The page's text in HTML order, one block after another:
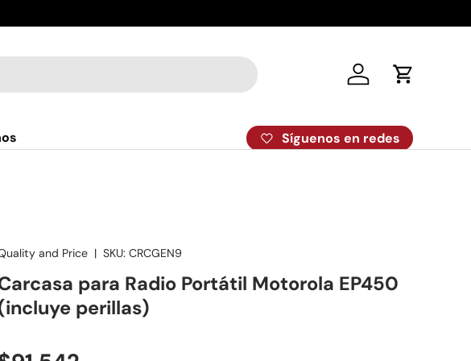
Iniciar sesión
Carrito
Síguenos en redes
and Price | SKU: CRCGEN9
para Radio Portátil Motorola EP450
perillas)